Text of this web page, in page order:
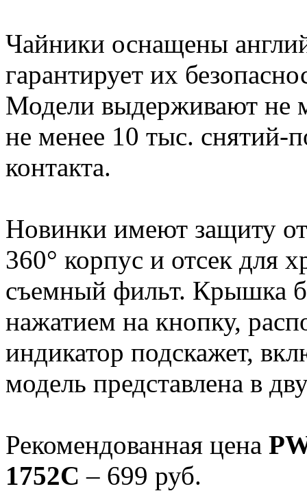
Чайники оснащены
гарантирует их
Модели выдерживают не
не менее 10 тыс. снятий-
контакта.
Новинки имеют защиту
360° корпус и отсек для
съемный фильт. Крышка
нажатием на кнопку,
индикатор подскажет,
модель представлена в
Рекомендованная цена
1752C – 699 руб.